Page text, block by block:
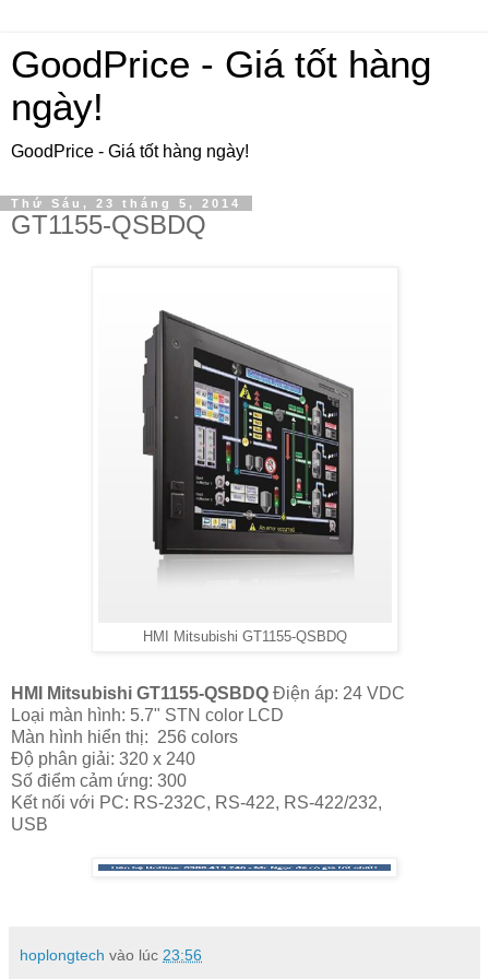
GoodPrice - Giá tốt hàng
ngày!
GoodPrice - Giá tốt hàng ngày!
Thứ Sáu, 23 tháng 5, 2014
GT1155-QSBDQ
HMI Mitsubishi GT1155-QSBDQ
HMI Mitsubishi GT1155-QSBDQ Điện áp: 24 VDC
Loại màn hình: 5.7" STN color LCD
Màn hình hiển thị: 256 colors
Độ phân giải: 320 x 240
Số điểm cảm ứng: 300
Kết nối với PC: RS-232C, RS-422, RS-422/232,
USB
hoplongtech vào lúc 23:56